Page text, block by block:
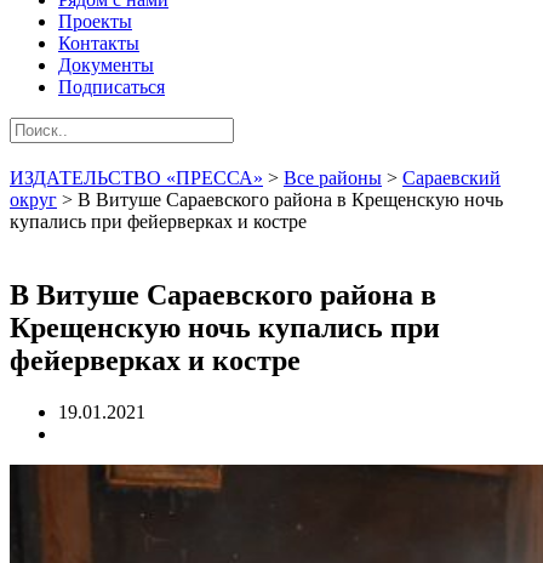
Проекты
Контакты
Документы
Подписаться
ИЗДАТЕЛЬСТВО «ПРЕССА» > Все районы > Сараевский
округ > В Витуше Сараевского района в Крещенскую ночь
купались при фейерверках и костре
В Витуше Сараевского района в
Крещенскую ночь купались при
фейерверках и костре
19.01.2021